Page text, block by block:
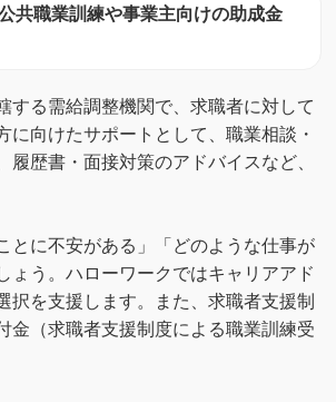
共職業訓練や事業主向けの助成金
する需給調整機関で、求職者に対して
向けたサポートとして、職業相談・
歴書・面接対策のアドバイスなど、
とに不安がある」「どのような仕事が
ょう。ハローワークではキャリアアド
択を支援します。また、求職者支援制
金（求職者支援制度による職業訓練受